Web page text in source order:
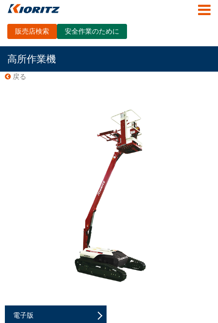
販売店検索 安全作業のために
高所作業機
戻る
電子版